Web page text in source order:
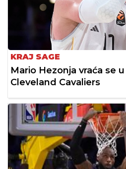
KRAJ SAGE
Mario Hezonja vraća se
Cleveland Cavaliers